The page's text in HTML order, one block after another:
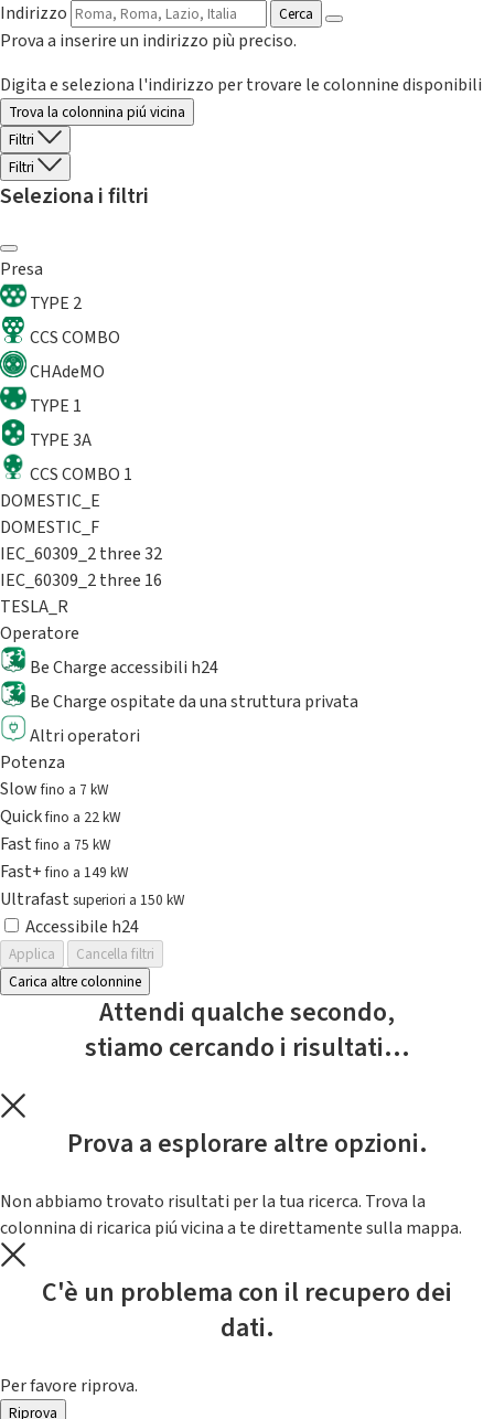
Indirizzo
Cerca
Prova a inserire un indirizzo più preciso.
Digita e seleziona l'indirizzo per trovare le colonnine disponibili
Trova la colonnina piú vicina
Filtri
Filtri
Seleziona i filtri
Presa
TYPE 2
CCS COMBO
CHAdeMO
TYPE 1
TYPE 3A
CCS COMBO 1
DOMESTIC_E
DOMESTIC_F
IEC_60309_2 three 32
IEC_60309_2 three 16
TESLA_R
Operatore
Be Charge accessibili h24
Be Charge ospitate da una struttura privata
Altri operatori
Potenza
Slowfino a 7 kW
Quickfino a 22 kW
Fastfino a 75 kW
Fast+fino a 149 kW
Ultrafast superiori a 150 kW
Accessibile h24
Applica
Cancella filtri
Carica altre colonnine
Attendi qualche secondo,
stiamo cercando i risultati...
Prova a esplorare altre opzioni.
Non abbiamo trovato risultati per la tua ricerca. Trova la
colonnina di ricarica piú vicina a te direttamente sulla mappa.
C'è un problema con il recupero dei
dati.
Per favore riprova.
Riprova